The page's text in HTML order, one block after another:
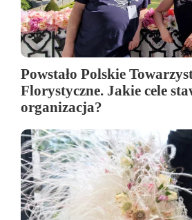
Powstało Polskie
Florystyczne. Jakie cele
organizacja?